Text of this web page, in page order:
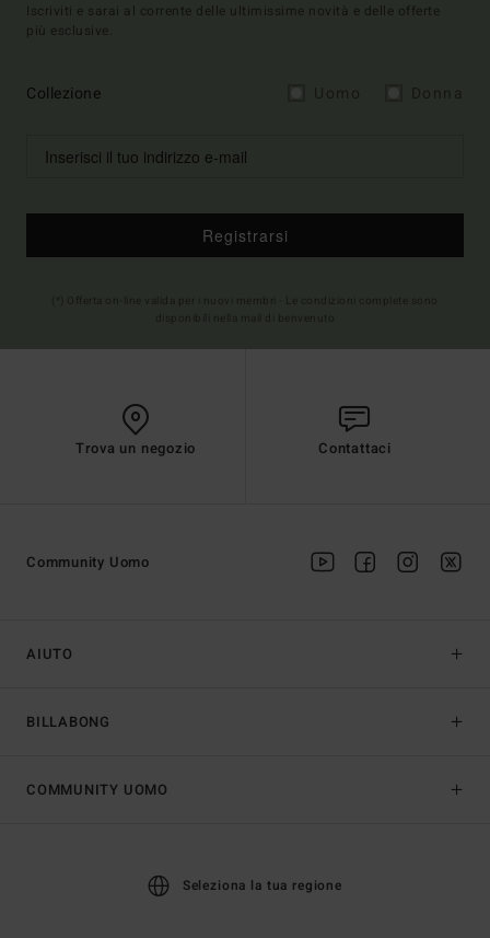
Iscriviti e sarai al corrente delle ultimissime novità e delle offerte
più esclusive.
Collezione
Registrarsi
Trova un negozio Contattaci
AIUTO
BILLABONG
Community Uomo
COMMUNITY UOMO
Seleziona la tua regione